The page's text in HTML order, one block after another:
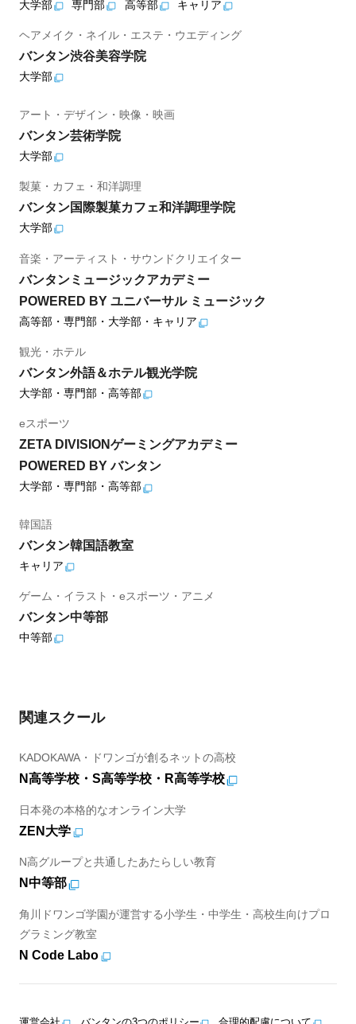
大学部 専門部 高等部 キャリア
ヘアメイク・ネイル・エステ・ウエディング
バンタン渋谷美容学院
大学部
アート・デザイン・映像・映画
バンタン芸術学院
大学部
製菓・カフェ・和洋調理
バンタン国際製菓カフェ和洋調理学院
大学部
音楽・アーティスト・サウンドクリエイター
バンタンミュージックアカデミー
POWERED BY ユニバーサル ミュージック
高等部・専門部・大学部・キャリア
観光・ホテル
バンタン外語＆ホテル観光学院
大学部・専門部・高等部
eスポーツ
ZETA DIVISIONゲーミングアカデミー
POWERED BY バンタン
大学部・専門部・高等部
韓国語
バンタン韓国語教室
キャリア
ゲーム・イラスト・eスポーツ・アニメ
バンタン中等部
中等部
関連スクール
KADOKAWA・ドワンゴが創るネットの高校
N高等学校・S高等学校・R高等学校
日本発の本格的なオンライン大学
ZEN大学
N高グループと共通したあたらしい教育
N中等部
角川ドワンゴ学園が運営する小学生・中学生・高校生向けプロ
グラミング教室
N Code Labo